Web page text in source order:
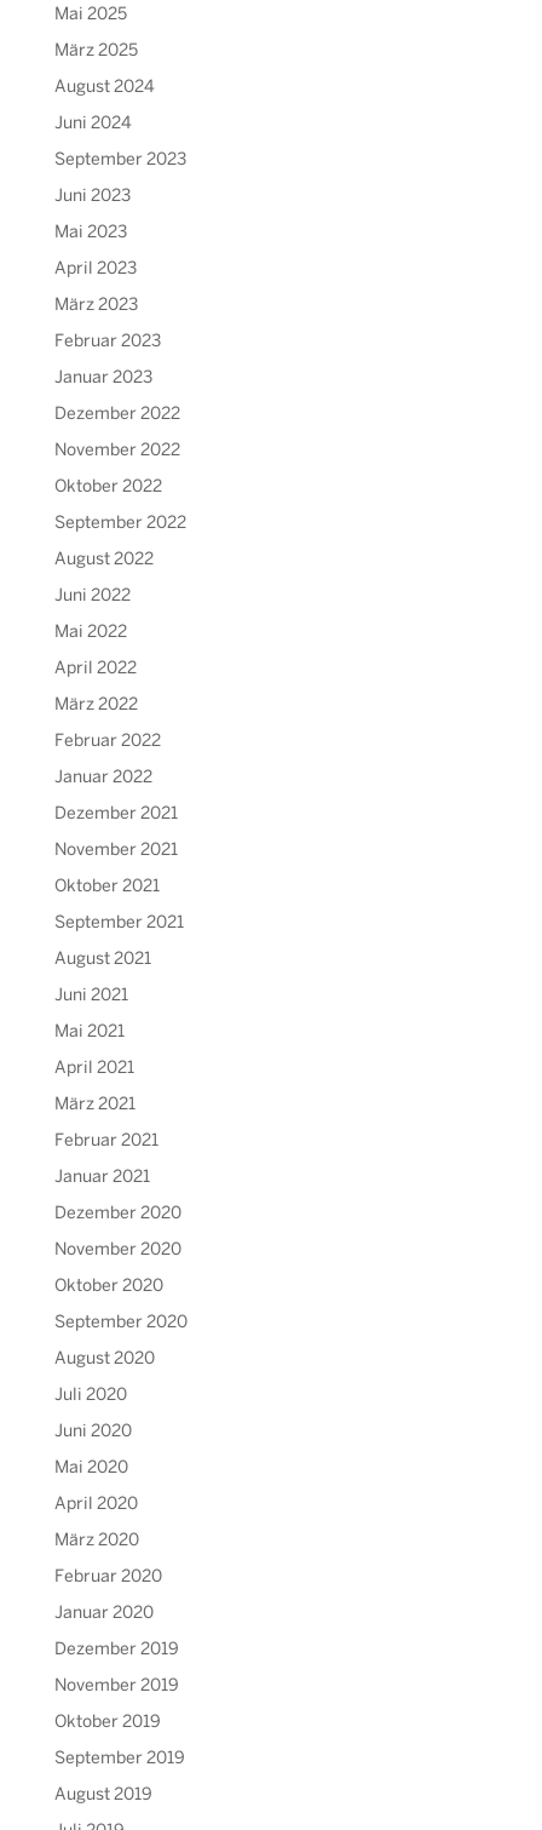
Mai 2025
März 2025
August 2024
Juni 2024
September 2023
Juni 2023
Mai 2023
April 2023
März 2023
Februar 2023
Januar 2023
Dezember 2022
November 2022
Oktober 2022
September 2022
August 2022
Juni 2022
Mai 2022
April 2022
März 2022
Februar 2022
Januar 2022
Dezember 2021
November 2021
Oktober 2021
September 2021
August 2021
Juni 2021
Mai 2021
April 2021
März 2021
Februar 2021
Januar 2021
Dezember 2020
November 2020
Oktober 2020
September 2020
August 2020
Juli 2020
Juni 2020
Mai 2020
April 2020
März 2020
Februar 2020
Januar 2020
Dezember 2019
November 2019
Oktober 2019
September 2019
August 2019